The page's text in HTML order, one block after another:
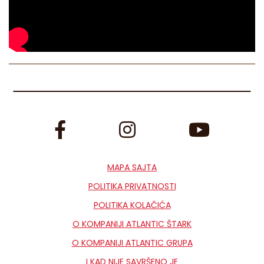
MAPA SAJTA
POLITIKA PRIVATNOSTI
POLITIKA KOLAČIĆA
O KOMPANIJI ATLANTIC ŠTARK
O KOMPANIJI ATLANTIC GRUPA